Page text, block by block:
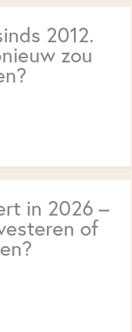
2012.
zou
in 2026 –
of